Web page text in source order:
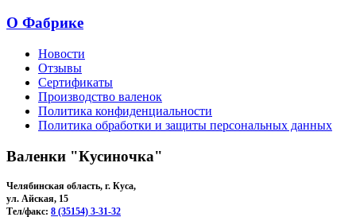
О Фабрике
Новости
Отзывы
Сертификаты
Производство валенок
Политика конфиденциальности
Политика обработки и защиты персональных данных
Валенки "Кусиночка"
Челябинская область, г. Куса,
ул. Айская, 15
Тел/факс: 8 (35154) 3-31-32